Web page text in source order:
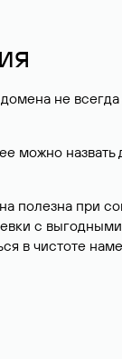
не
можно назвать
полезна при
с выгодными
в чистоте